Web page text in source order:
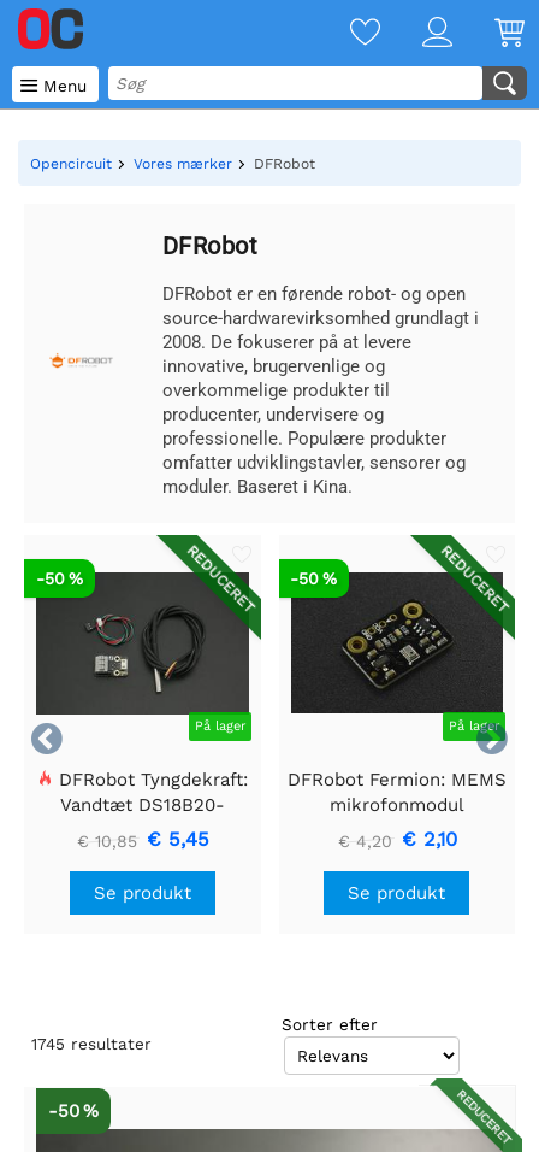
 Menu
Opencircuit Vores mærker DFRobot
DFRobot
DFRobot er en førende robot- og open
source-hardwarevirksomhed grundlagt i
2008. De fokuserer på at levere
innovative, brugervenlige og
overkommelige produkter til
producenter, undervisere og
professionelle. Populære produkter
omfatter udviklingstavler, sensorer og
moduler. Baseret i Kina.


REDUCERET
På lager
-50 %
DFRobot Tyngdekraft:
Vandtæt DS18B20-
sensorsæt
€ 10,85 € 5,45
Se produkt
REDUCERET
På lager
-50 %
DFRobot Fermion: MEMS
mikrofonmodul
€ 4,20 € 2,10
Se produkt
1745 resultater
Sorter efter
REDUCERET
-50 %